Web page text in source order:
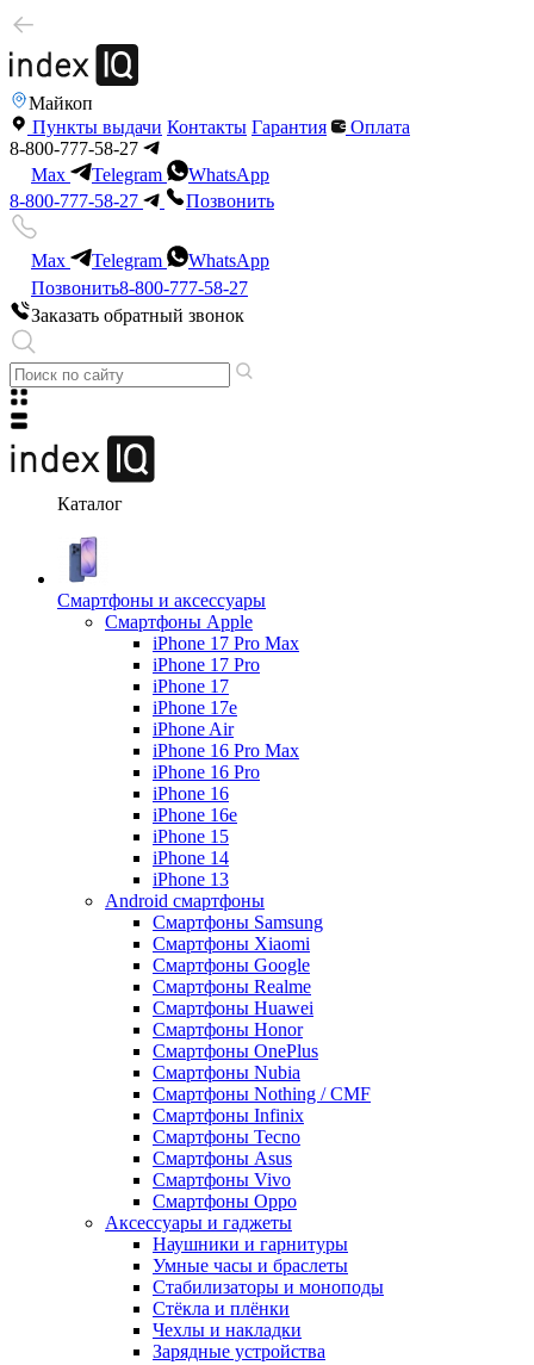
Майкоп
Пункты выдачи Контакты Гарантия
Оплата
8-800-777-58-27
Max
Telegram
WhatsApp
8-800-777-58-27
Позвонить
Max Telegram
WhatsApp
Позвонить8-800-777-58-27
Заказать обратный звонок
Каталог
Смартфоны и аксессуары
Смартфоны Apple
iPhone 17 Pro Max
iPhone 17 Pro
iPhone 17
iPhone 17e
iPhone Air
iPhone 16 Pro Max
iPhone 16 Pro
iPhone 16
iPhone 16e
iPhone 15
iPhone 14
iPhone 13
Android cмартфоны
Смартфоны Samsung
Смартфоны Xiaomi
Смартфоны Google
Смартфоны Realme
Смартфоны Huawei
Смартфоны Honor
Смартфоны OnePlus
Смартфоны Nubia
Смартфоны Nothing / CMF
Смартфоны Infinix
Смартфоны Tecno
Смартфоны Asus
Смартфоны Vivo
Смартфоны Oppo
Аксессуары и гаджеты
Наушники и гарнитуры
Умные часы и браслеты
Стабилизаторы и моноподы
Стёкла и плёнки
Чехлы и накладки
Зарядные устройства